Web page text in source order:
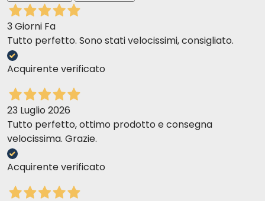
3 Giorni Fa
Tutto perfetto. Sono stati velocissimi, consigliato.
Acquirente verificato
23 Luglio 2026
Tutto perfetto, ottimo prodotto e consegna
velocissima. Grazie.
Acquirente verificato